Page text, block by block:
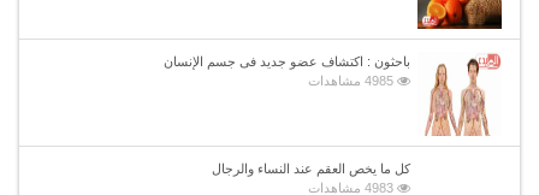
باحثون : اكتشاف عضو جديد فى جسم الإنسان
4985 مشاهدات
كل ما يخص العقم عند النساء والرجال
4983 مشاهدات